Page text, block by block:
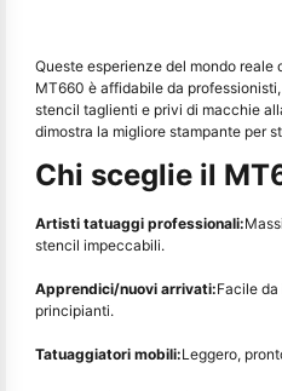
Queste esperienze del mondo reale
MT660 è affidabile da
stencil taglienti e privi di macchie
dimostra la migliore stampante per
Chi sceglie il
Artisti tatuaggi professionali:
stencil impeccabili.
Apprendici/nuovi arrivati:Facile
principianti.
Tatuaggiatori mobili:Leggero,